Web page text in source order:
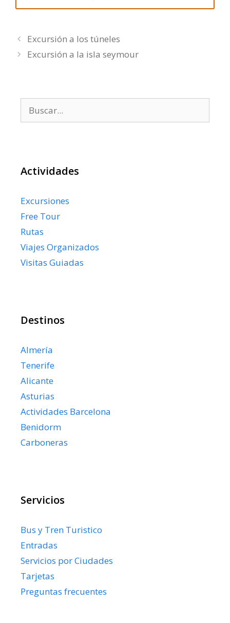
Excursión a los túneles
Excursión a la isla seymour
Actividades
Excursiones
Free Tour
Rutas
Viajes Organizados
Visitas Guiadas
Destinos
Almería
Tenerife
Alicante
Asturias
Actividades Barcelona
Benidorm
Carboneras
Servicios
Bus y Tren Turistico
Entradas
Servicios por Ciudades
Tarjetas
Preguntas frecuentes